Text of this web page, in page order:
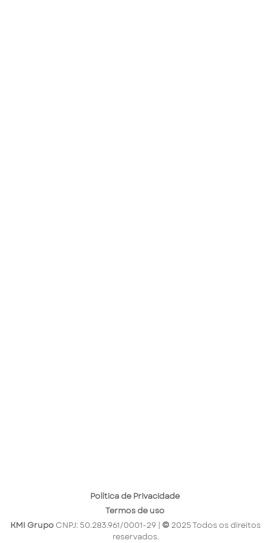
Política de Privacidade
Termos de uso
KMI GrupoCNPJ: 50.283.961/0001-29 | © 2025 Todos os direitos
reservados.